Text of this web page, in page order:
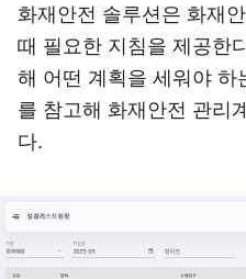
화재안전 솔루션은 화재
때 필요한 지침을 제공한
해 어떤 계획을 세워야 하
를 참고해 화재안전 관리
다.